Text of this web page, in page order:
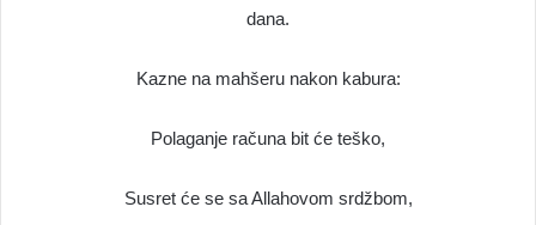
dana.
Kazne na mahšeru nakon kabura:
Polaganje računa bit će teško,
Susret će se sa Allahovom srdžbom,